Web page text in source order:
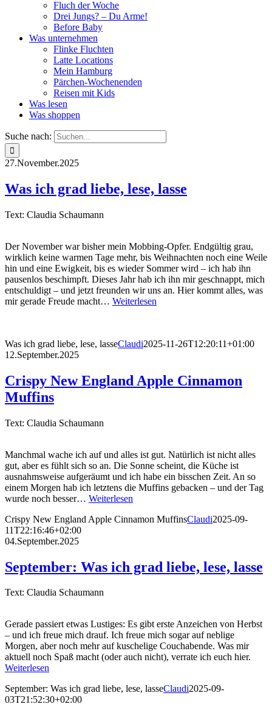
Fluch der Woche
Drei Jungs? – Du Arme!
Before Baby
Was unternehmen
Flinke Fluchten
Latte Locations
Mein Hamburg
Pärchen-Wochenenden
Reisen mit Kids
Was lesen
Was shoppen
Suche nach:
27.November.2025
Was ich grad liebe, lese, lasse
Text: Claudia Schaumann
Der November war bisher mein Mobbing-Opfer. Endgültig grau,
wirklich keine warmen Tage mehr, bis Weihnachten noch eine Weile
hin und eine Ewigkeit, bis es wieder Sommer wird – ich hab ihn
pausenlos beschimpft. Dieses Jahr hab ich ihn mir geschnappt, mich
entschuldigt – und jetzt freunden wir uns an. Hier kommt alles, was
mir gerade Freude macht… Weiterlesen
Was ich grad liebe, lese, lasseClaudi2025-11-26T12:20:11+01:00
12.September.2025
Crispy New England Apple Cinnamon
Muffins
Text: Claudia Schaumann
Manchmal wache ich auf und alles ist gut. Natürlich ist nicht alles
gut, aber es fühlt sich so an. Die Sonne scheint, die Küche ist
ausnahmsweise aufgeräumt und ich habe ein bisschen Zeit. An so
einem Morgen hab ich letztens die Muffins gebacken – und der Tag
wurde noch besser… Weiterlesen
Crispy New England Apple Cinnamon MuffinsClaudi2025-09-
11T22:16:46+02:00
04.September.2025
September: Was ich grad liebe, lese, lasse
Text: Claudia Schaumann
Gerade passiert etwas Lustiges: Es gibt erste Anzeichen von Herbst
– und ich freue mich drauf. Ich freue mich sogar auf neblige
Morgen, aber noch mehr auf kuschelige Couchabende. Was mir
aktuell noch Spaß macht (oder auch nicht), verrate ich euch hier.
Weiterlesen
September: Was ich grad liebe, lese, lasseClaudi2025-09-
03T21:52:30+02:00